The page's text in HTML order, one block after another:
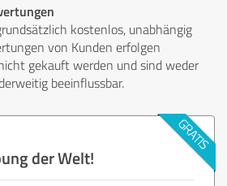
kostenlos, unabhängig
von Kunden erfolgen
gekauft werden und sind weder
beeinflussbar.
der Welt!